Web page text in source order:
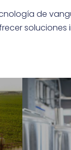
de